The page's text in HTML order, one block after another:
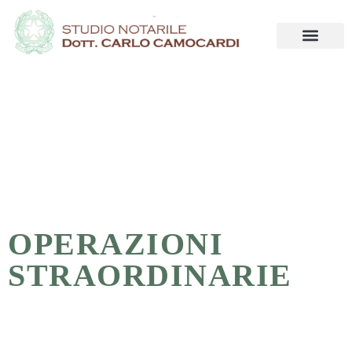
OPERAZIONI
STRAORDINARIE